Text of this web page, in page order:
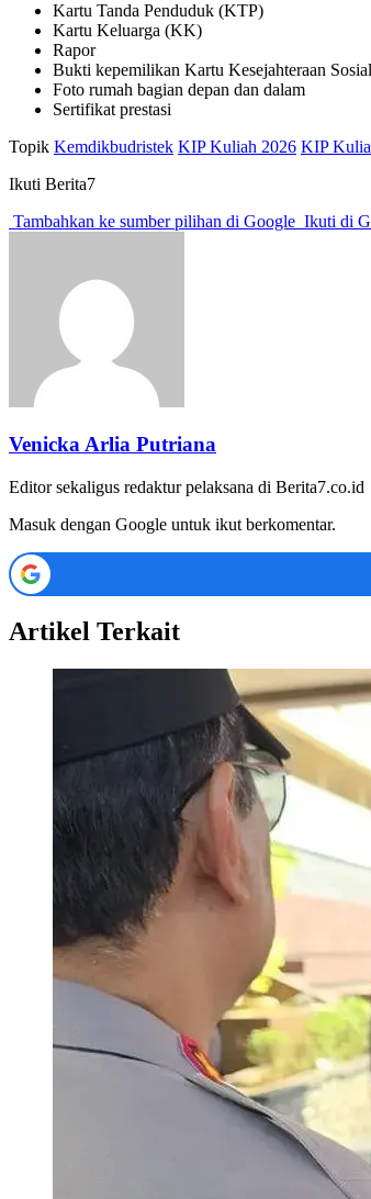
Kartu Tanda Penduduk (KTP)
Kartu Keluarga (KK)
Rapor
Bukti kepemilikan Kartu Kesejahteraan
Foto rumah bagian depan dan dalam
Sertifikat prestasi
Topik Kemdikbudristek KIP Kuliah 2026 KIP
Ikuti Berita7
Tambahkan ke sumber pilihan di Google Ikuti di
Venicka Arlia Putriana
Editor sekaligus redaktur pelaksana di Berita7.co.id
Masuk dengan Google untuk ikut berkomentar.
Artikel Terkait